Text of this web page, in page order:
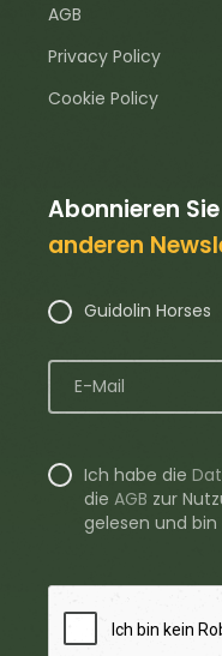
AGB
Privacy Policy
Cookie Policy
Abonnieren
anderen
Guidolin Horses
Ich habe die
dieAGB zur
gelesen und